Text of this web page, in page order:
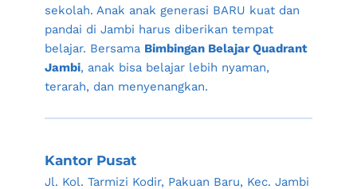
sekolah. Anak anak generasi BARU kuat dan
pandai di Jambi harus diberikan tempat
belajar. Bersama Bimbingan Belajar Quadrant
Jambi, anak bisa belajar lebih nyaman,
terarah, dan menyenangkan.
Kantor Pusat
Jl. Kol. Tarmizi Kodir, Pakuan Baru, Kec. Jambi